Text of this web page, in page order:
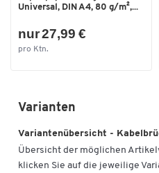
Universal, DIN A4, 80 g/m²,...
nur 27,99 €
pro Ktn.
Varianten
Variantenübersicht -
Übersicht der möglichen
klicken Sie auf die jeweilige